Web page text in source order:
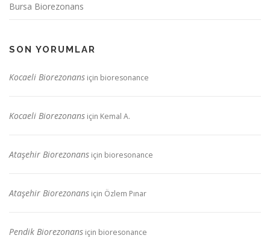
Bursa Biorezonans
SON YORUMLAR
Kocaeli Biorezonans için bioresonance
Kocaeli Biorezonans için Kemal A.
Ataşehir Biorezonans için bioresonance
Ataşehir Biorezonans için Özlem Pınar
Pendik Biorezonans için bioresonance